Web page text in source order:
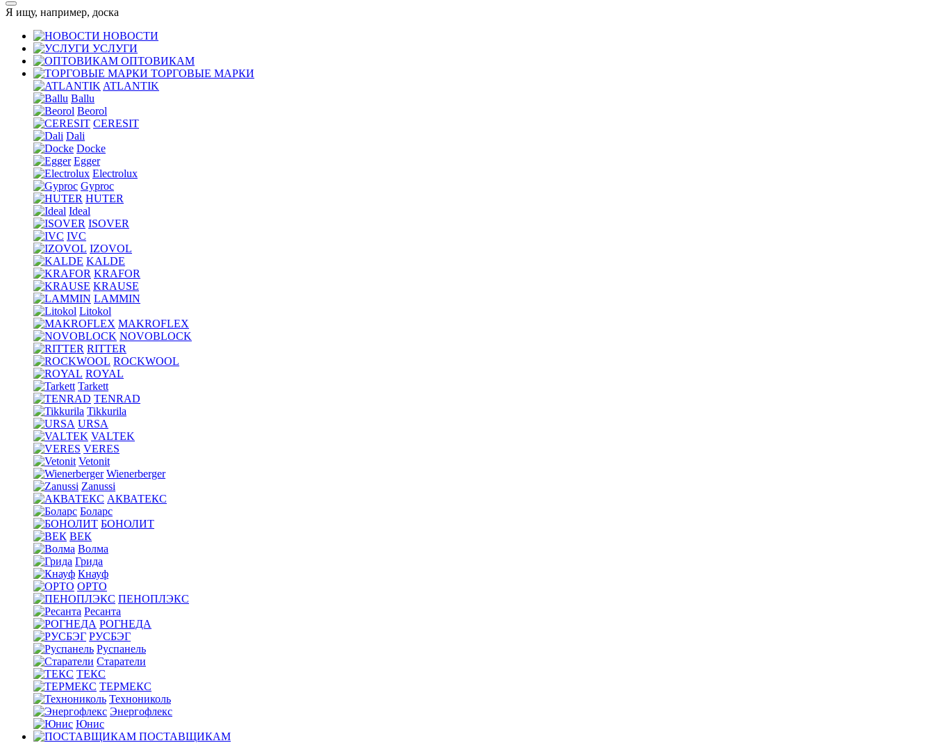
Я ищу, например, доска
НОВОСТИ
УСЛУГИ
ОПТОВИКАМ
ТОРГОВЫЕ МАРКИ
ATLANTIK
Ballu
Beorol
CERESIT
Dali
Docke
Egger
Electrolux
Gyproc
HUTER
Ideal
ISOVER
IVC
IZOVOL
KALDE
KRAFOR
KRAUSE
LAMMIN
Litokol
MAKROFLEX
NOVOBLOCK
RITTER
ROCKWOOL
ROYAL
Tarkett
TENRAD
Tikkurila
URSA
VALTEK
VERES
Vetonit
Wienerberger
Zanussi
АКВАТЕКС
Боларс
БОНОЛИТ
ВЕК
Волма
Грида
Кнауф
ОРТО
ПЕНОПЛЭКС
Ресанта
РОГНЕДА
РУСБЭГ
Руспанель
Старатели
ТЕКС
ТЕРМЕКС
Технониколь
Энергофлекс
Юнис
ПОСТАВЩИКАМ